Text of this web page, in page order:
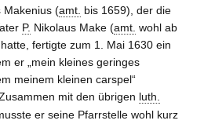
Makenius (amt. bis 1659), der die
P. Nikolaus Make (amt. wohl ab
fertigte zum 1. Mai 1630 ein
er „mein kleines geringes
meinem kleinen carspel“
mit den übrigen luth.
er seine Pfarrstelle wohl kurz